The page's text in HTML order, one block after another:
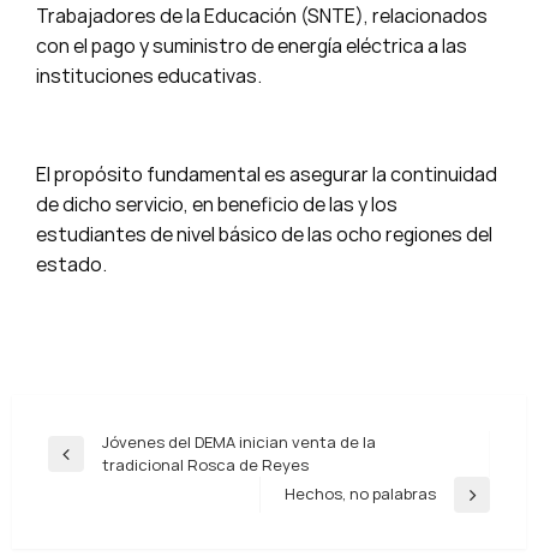
Trabajadores de la Educación (SNTE), relacionados
con el pago y suministro de energía eléctrica a las
instituciones educativas.
El propósito fundamental es asegurar la continuidad
de dicho servicio, en beneficio de las y los
estudiantes de nivel básico de las ocho regiones del
estado.
Navegación
Entrada
Jóvenes del DEMA inician venta de la
tradicional Rosca de Reyes
Entrada
Hechos, no palabras